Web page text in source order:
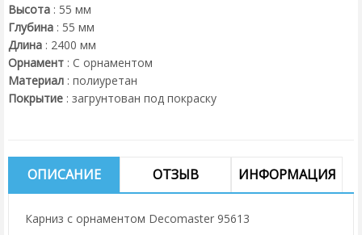
Высота : 55 мм
Глубина : 55 мм
Длина : 2400 мм
Орнамент : С орнаментом
Материал : полиуретан
Покрытие : загрунтован под покраску
ОПИСАНИЕ ОТЗЫВ ИНФОРМАЦИЯ
Карниз с орнаментом Decomaster 95613